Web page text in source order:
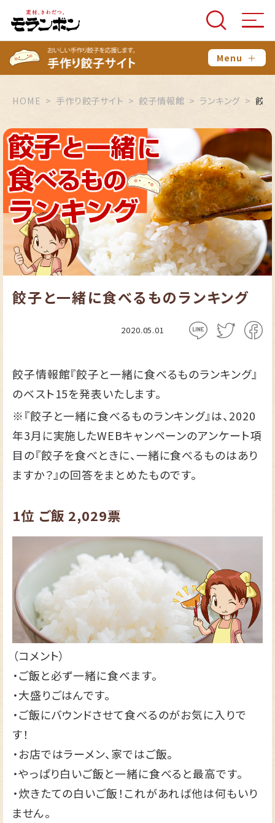
Menu ＋
HOME 手作り餃子サイト 餃子情報館 ランキング 餃子
餃子と一緒に食べるものランキング
2020.05.01
餃子情報館『餃子と一緒に食べるものランキング』
のベスト15を発表いたします。
※『餃子と一緒に食べるものランキング』は、2020
年3月に実施したWEBキャンペーンのアンケート項
目の『餃子を食べときに、一緒に食べるものはあり
ますか？』の回答をまとめたものです。
1位 ご飯 2,029票
（コメント）
・ご飯と必ず一緒に食べます。
・大盛りごはんです。
・ご飯にバウンドさせて食べるのがお気に入りで
す！
・お店ではラーメン、家ではご飯。
・やっぱり白いご飯と一緒に食べると最高です。
・炊きたての白いご飯！これがあれば他は何もいり
ません。